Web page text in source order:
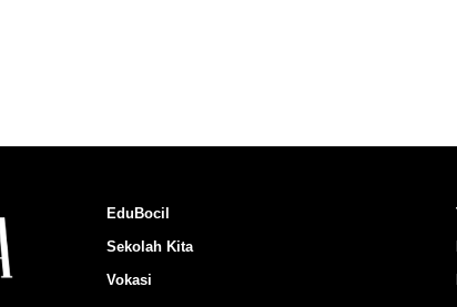
EduBocil
Sekolah Kita
Vokasi